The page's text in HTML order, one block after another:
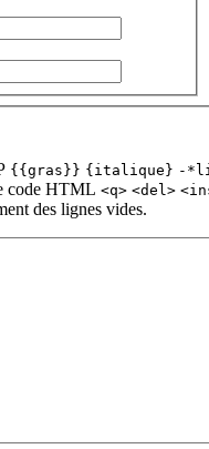
{{gras}} {italique} -
code HTML <q> <del>
des lignes vides.